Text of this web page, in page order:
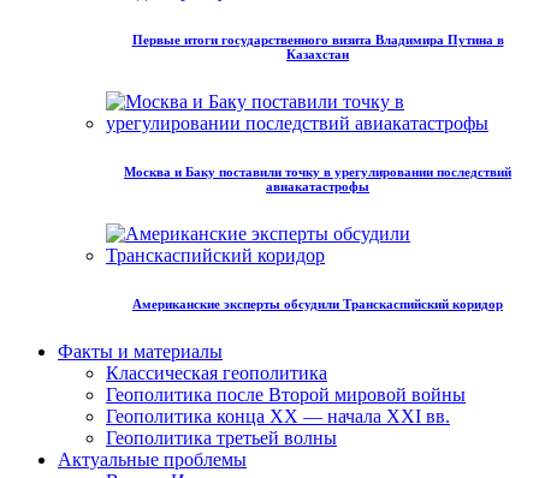
Первые итоги государственного визита Владимира Путина в
Казахстан
Москва и Баку поставили точку в урегулировании последствий
авиакатастрофы
Американские эксперты обсудили Транскаспийский коридор
Факты и материалы
Классическая геополитика
Геополитика после Второй мировой войны
Геополитика конца XX — начала XXI вв.
Геополитика третьей волны
Актуальные проблемы